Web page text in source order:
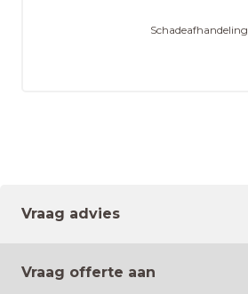
Schadeafhandeling
Vraag advies
Vraag offerte aan